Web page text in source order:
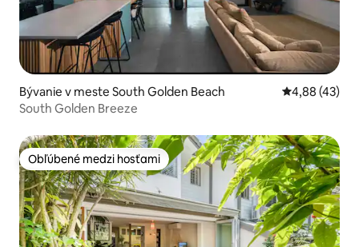
Bývanie v meste South Golden Beach Priemerné
4,88 (43)
South Golden Breeze
Obľúbené medzi hosťami
Obľúbené medzi hosťami